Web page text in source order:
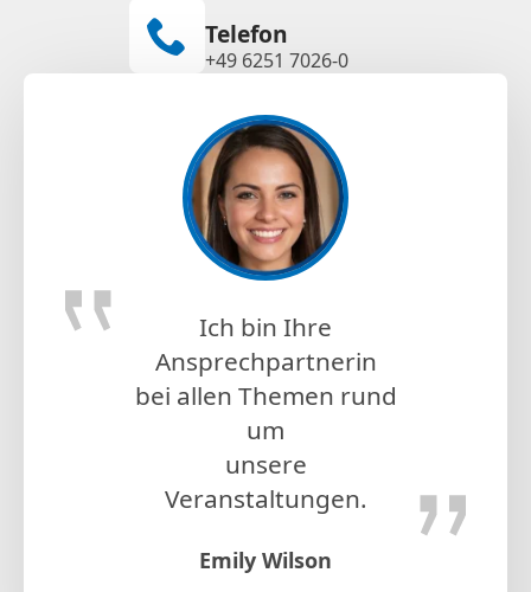
Telefon
+49 6251 7026-0
Ich bin Ihre
Ansprechpartnerin
bei allen Themen rund
um
unsere
Veranstaltungen.
Emily Wilson